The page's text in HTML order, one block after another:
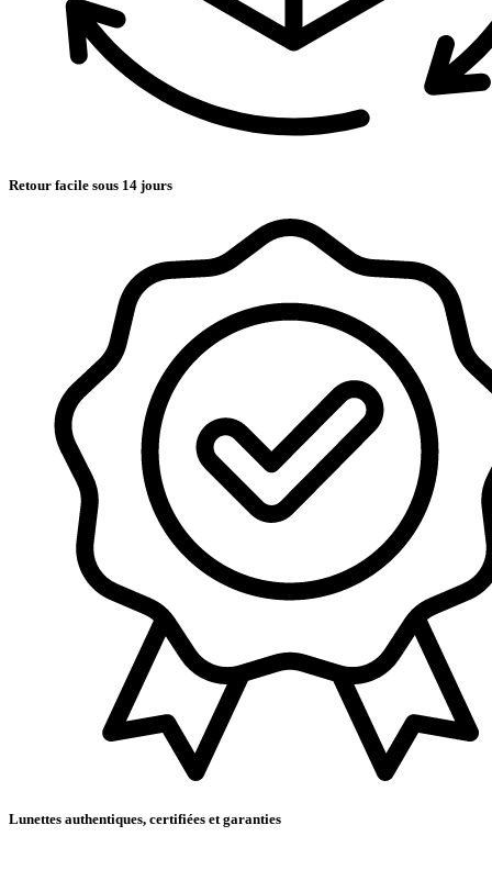
Retour facile sous 14 jours
Lunettes authentiques, certifiées et garanties